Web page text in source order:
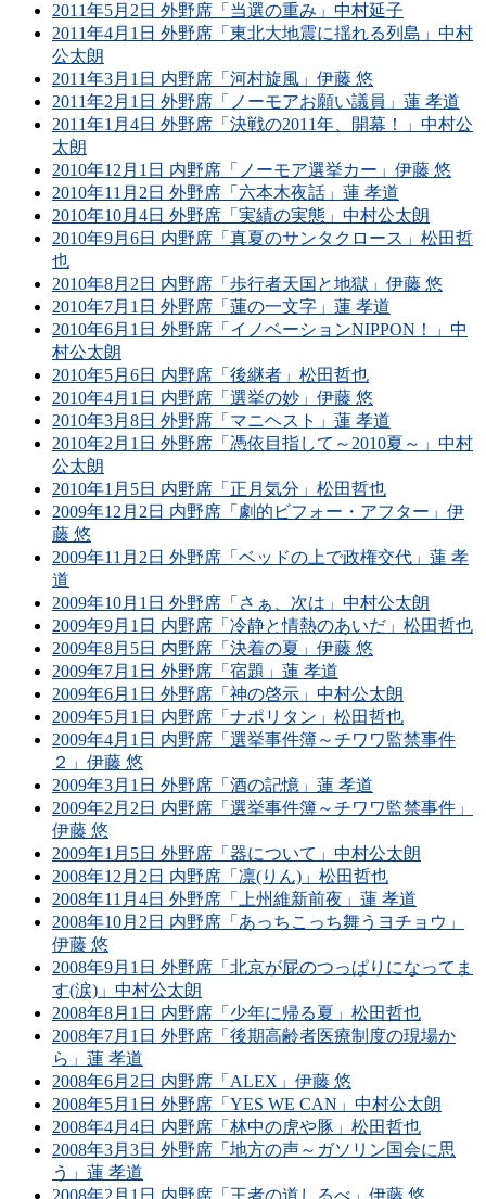
2011年5月2日 外野席「当選の重み」中村延子
2011年4月1日 外野席「東北大地震に揺れる列島」中村
公太朗
2011年3月1日 内野席「河村旋風」伊藤 悠
2011年2月1日 外野席「ノーモアお願い議員」蓮 孝道
2011年1月4日 外野席「決戦の2011年、開幕！」中村公
太朗
2010年12月1日 内野席「ノーモア選挙カー」伊藤 悠
2010年11月2日 外野席「六本木夜話」蓮 孝道
2010年10月4日 外野席「実績の実態」中村公太朗
2010年9月6日 内野席「真夏のサンタクロース」松田哲
也
2010年8月2日 内野席「歩行者天国と地獄」伊藤 悠
2010年7月1日 外野席「蓮の一文字」蓮 孝道
2010年6月1日 外野席「イノベーションNIPPON！」中
村公太朗
2010年5月6日 内野席「後継者」松田哲也
2010年4月1日 内野席「選挙の妙」伊藤 悠
2010年3月8日 外野席「マニヘスト」蓮 孝道
2010年2月1日 外野席「憑依目指して～2010夏～」中村
公太朗
2010年1月5日 内野席「正月気分」松田哲也
2009年12月2日 内野席「劇的ビフォー・アフター」伊
藤 悠
2009年11月2日 外野席「ベッドの上で政権交代」蓮 孝
道
2009年10月1日 外野席「さぁ、次は」中村公太朗
2009年9月1日 内野席「冷静と情熱のあいだ」松田哲也
2009年8月5日 内野席「決着の夏」伊藤 悠
2009年7月1日 外野席「宿題」蓮 孝道
2009年6月1日 外野席「神の啓示」中村公太朗
2009年5月1日 内野席「ナポリタン」松田哲也
2009年4月1日 内野席「選挙事件簿～チワワ監禁事件
２」伊藤 悠
2009年3月1日 外野席「酒の記憶」蓮 孝道
2009年2月2日 内野席「選挙事件簿～チワワ監禁事件」
伊藤 悠
2009年1月5日 外野席「器について」中村公太朗
2008年12月2日 内野席「凛(りん)」松田哲也
2008年11月4日 外野席「上州維新前夜」蓮 孝道
2008年10月2日 内野席「あっちこっち舞うヨチョウ」
伊藤 悠
2008年9月1日 外野席「北京が屁のつっぱりになってま
す(涙)」中村公太朗
2008年8月1日 内野席「少年に帰る夏」松田哲也
2008年7月1日 外野席「後期高齢者医療制度の現場か
ら」蓮 孝道
2008年6月2日 内野席「ALEX」伊藤 悠
2008年5月1日 外野席「YES WE CAN」中村公太朗
2008年4月4日 内野席「林中の虎や豚」松田哲也
2008年3月3日 外野席「地方の声～ガソリン国会に思
う」蓮 孝道